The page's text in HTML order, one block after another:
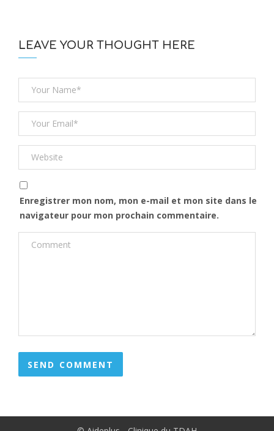
LEAVE YOUR THOUGHT HERE
Enregistrer mon nom, mon e-mail et mon site dans le
navigateur pour mon prochain commentaire.
SEND COMMENT